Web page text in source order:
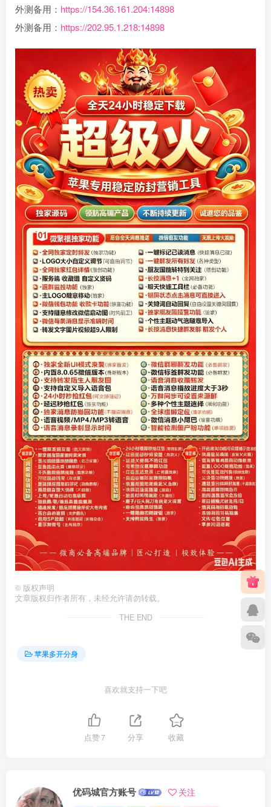
外测备用： https://154.36.161.204:14898
外测备用： https://202.95.1.218:14898
© 版权声明
文章版权归作者所有，未经允许请勿转载。
THE END
苹果多开分身
喜欢就支持一下吧
点赞7 分享 收藏
优码城官方账号 关注